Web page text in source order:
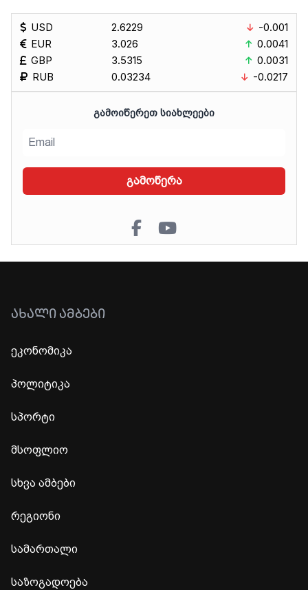
USD
EUR
GBP
RUB
2.6229
3.026
3.5315
0.03234
-0.001
0.0041
0.0031
-0.0217
ᲒᲐᲛᲝᲘᲬᲔᲠᲔᲗ ᲡᲘᲐᲮᲚᲔᲔᲑᲘ
გამოწერა
ᲐᲮᲐᲚᲘ ᲐᲛᲑᲔᲑᲘ
ეკონომიკა
პოლიტიკა
სპორტი
მსოფლიო
სხვა ამბები
რეგიონი
სამართალი
საზოგადოება